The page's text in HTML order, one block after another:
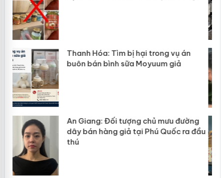
Hưng Yên: Xử lý 6 hộ kinh doanh bán
hàng giả mạo nhãn hiệu Adidas, Nike
Cà Mau: Tiêu hủy công khai hàng
ngàn sản phẩm nhập lậu, bảo vệ môi
trường kinh doanh